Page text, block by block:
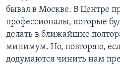
бывал в Москве. В Центре
профессионалы, которые
делать в ближайшие
минимум. Но, повторяю,
додумаются чинить нам